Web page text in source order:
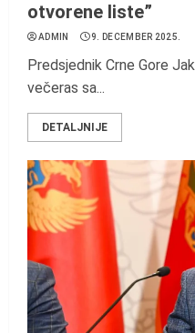
otvorene liste”
ADMIN 9. DECEMBER 2025.
Predsjednik Crne Gore
večeras sa...
DETALJNIJE